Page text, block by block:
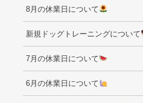
8月の休業日について
新規ドッグトレーニングについて
7月の休業日について
6月の休業日について